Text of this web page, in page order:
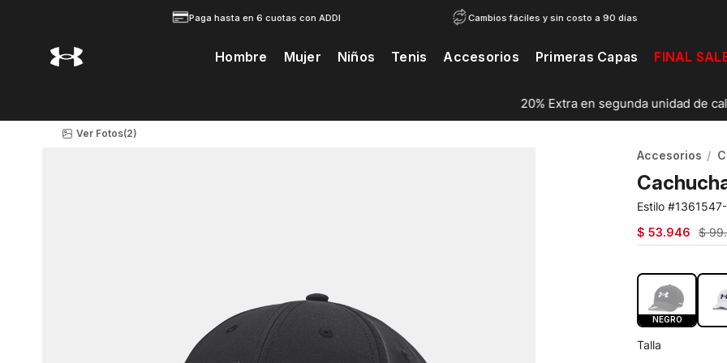
Paga hasta en 6 cuotas con ADDI Cambios fáciles y sin costo a 90 días
Hombre Mujer Niños Tenis Accesorios Primeras Capas FINAL
20% Extra en segunda unidad de calzado...Ver catálogo
Ver Fotos(2)
Accesorios
$ 53.946 $ 99.
NEGRO
Talla